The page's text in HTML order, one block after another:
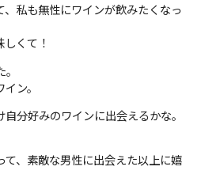
私も無性にワインが飲みたくなっ
くて！
ン。
分好みのワインに出会えるかな。
、素敵な男性に出会えた以上に嬉